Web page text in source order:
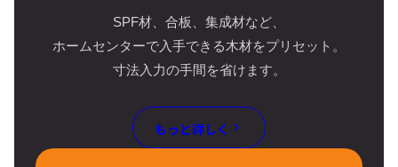
SPF材、合板、集成材など、
ホームセンターで入手できる木材をプリセット。
寸法入力の手間を省けます。
もっと詳しく